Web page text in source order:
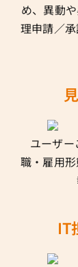
め、異動
理申請／
ユーザ
職・雇用
IT